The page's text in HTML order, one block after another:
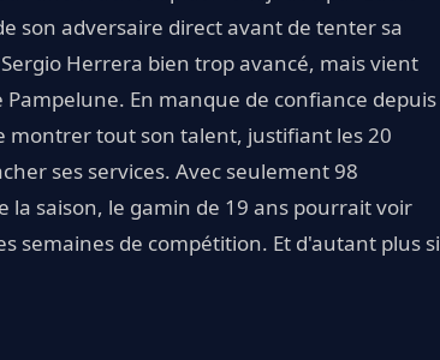
son adversaire direct avant de tenter sa
Herrera bien trop avancé, mais vient
En manque de confiance depuis
montrer tout son talent, justifiant les 20
ses services. Avec seulement 98
la saison, le gamin de 19 ans pourrait voir
semaines de compétition. Et d'autant plus si